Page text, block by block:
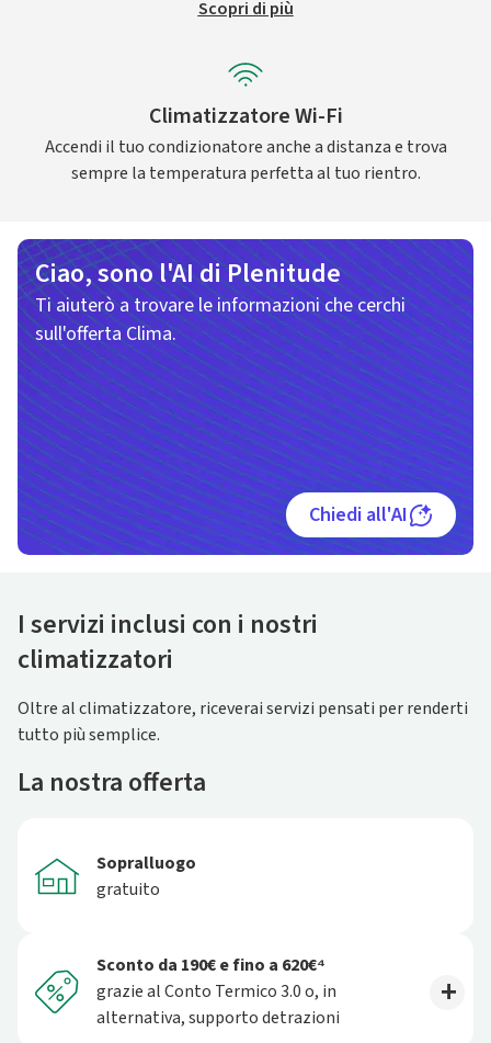
Scopri di più
Climatizzatore Wi-Fi
Accendi il tuo condizionatore anche a distanza e trova
sempre la temperatura perfetta al tuo rientro.
Ciao, sono l'AI di Plenitude
Ti aiuterò a trovare le informazioni che cerchi
sull'offerta Clima.
Chiedi all'AI
I servizi inclusi con i nostri
climatizzatori
Oltre al climatizzatore, riceverai servizi pensati per renderti
tutto più semplice.
La nostra offerta
Sopralluogo
gratuito
Sconto da 190€ e fino a 620€⁴
grazie al Conto Termico 3.0 o, in
alternativa, supporto detrazioni